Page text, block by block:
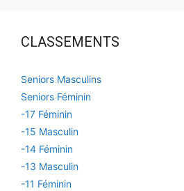
CLASSEMENTS
Seniors Masculins
Seniors Féminin
-17 Féminin
-15 Masculin
-14 Féminin
-13 Masculin
-11 Féminin